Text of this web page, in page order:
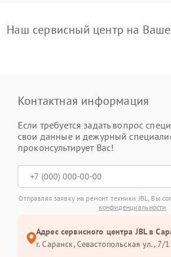
Наш сервисный центр на
Контактная информация
Если требуется задать вопрос
свои данные и дежурный
проконсультирует Вас!
Отправляя заявку на ремонт техники JBL, Вы
конфиденциальности
Адрес сервисного центра JBL в
г. Саранск, Севастопольская ул., 7/1